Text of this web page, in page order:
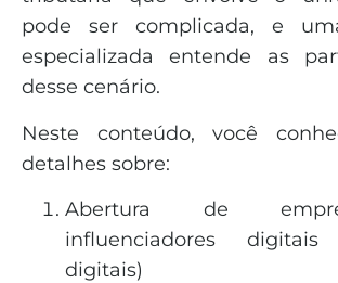
pode ser complicada, e
especializada entende as
desse cenário.
Neste conteúdo, você
detalhes sobre:
Abertura de
influenciadores digitais
digitais)